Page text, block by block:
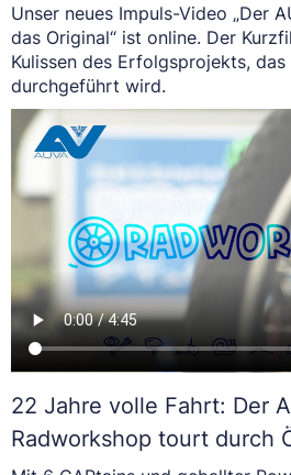
Unser neues Impuls-Video „Der
das Original“ ist online. Der
Kulissen des Erfolgsprojekts,
durchgeführt wird.
22 Jahre volle Fahrt: Der
Radworkshop tourt durch